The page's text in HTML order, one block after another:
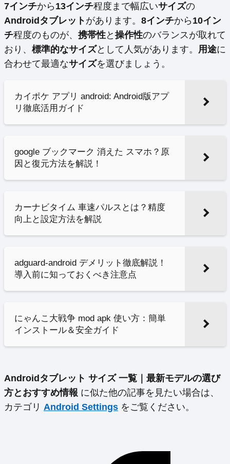
7インチから 13インチ程度まで幅広いサイズの
Androidタブレット があります。 8インチから 10イン
チ程度のものが、 携帯性と 操作性のバランスが取れて
おり、 標準的なサイズとして人気があります。 用途に
合わせて最適なサイズを選びましょう。
カイポケ アプリ android: Android版アプ
リ徹底活用ガイド
google ブックマーク 消えた スマホ？原
因と復元方法を解説！
カーナビタイム 車速パルスとは？精度
向上と設定方法を解説
adguard-android デメリット徹底解説！
導入前に知っておくべき注意点
にゃんこ大戦争 mod apk 使い方：簡単
インストール＆安全ガイド
Androidタブレット サイズ 一覧｜最新モデルの選び
方とおすすめ情報 に似た他の記事を見たい場合は、
カテゴリ Android Settings をご覧ください。